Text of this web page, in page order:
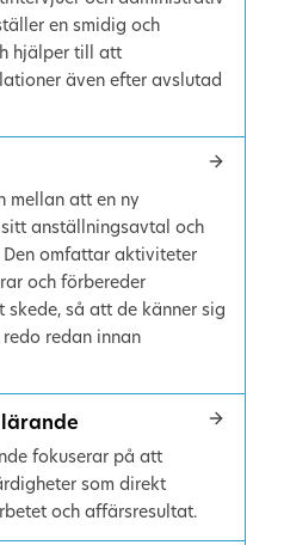
en smidig och
hjälper till att
även efter avslutad
mellan att en ny
anställningsavtal och
omfattar aktiviteter
och förbereder
så att de känner sig
redan innan
fokuserar på att
som direkt
och affärsresultat.